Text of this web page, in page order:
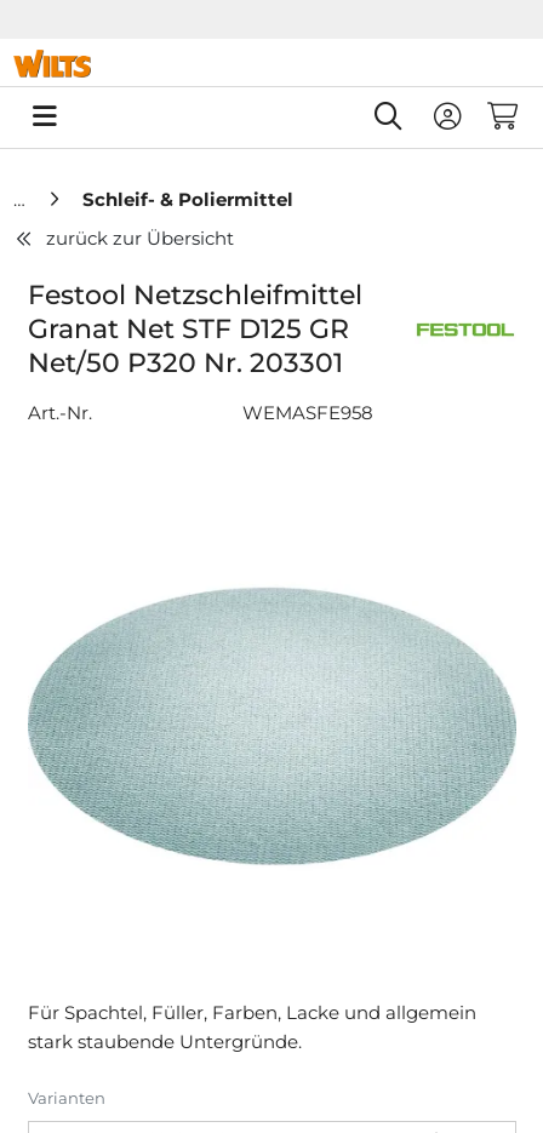
0
Schleif- & Poliermittel
zurück zur Übersicht
Festool Netzschleifmittel
Granat Net STF D125 GR
Net/50 P320 Nr. 203301
Art.-Nr. WEMASFE958
Für Spachtel, Füller, Farben, Lacke und allgemein
stark staubende Untergründe.
Varianten